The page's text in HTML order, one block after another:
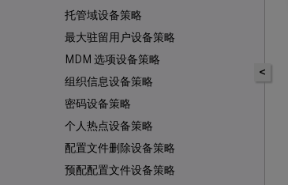
托管域设备策略
最大驻留用户设备策略
MDM 选项设备策略
组织信息设备策略
密码设备策略
个人热点设备策略
配置文件删除设备策略
预配配置文件设备策略
<